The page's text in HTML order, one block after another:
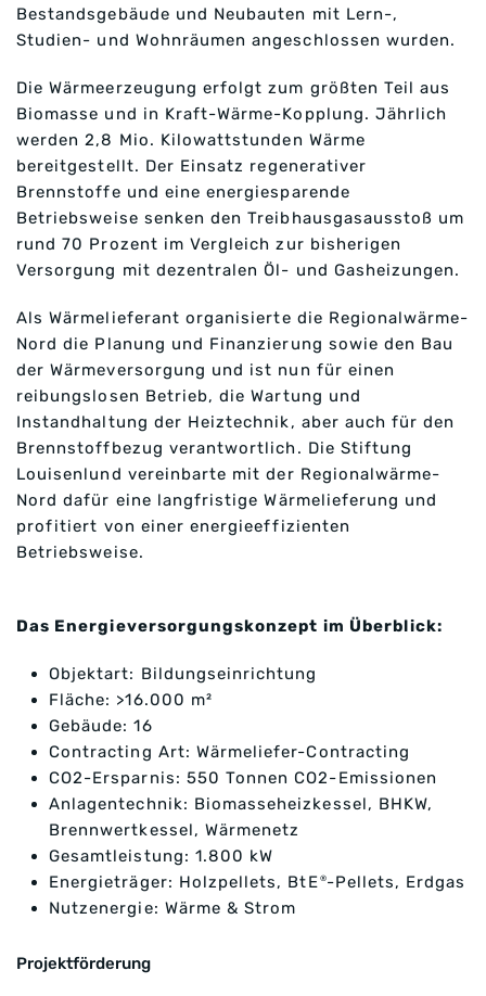
Bestandsgebäude und Neubauten mit Lern-,
Studien- und Wohnräumen angeschlossen wurden.
Die Wärmeerzeugung erfolgt zum größten Teil aus
Biomasse und in Kraft-Wärme-Kopplung. Jährlich
werden 2,8 Mio. Kilowattstunden Wärme
bereitgestellt. Der Einsatz regenerativer
Brennstoffe und eine energiesparende
Betriebsweise senken den Treibhausgasausstoß um
rund 70 Prozent im Vergleich zur bisherigen
Versorgung mit dezentralen Öl- und Gasheizungen.
Als Wärmelieferant organisierte die Regionalwärme-
Nord die Planung und Finanzierung sowie den Bau
der Wärmeversorgung und ist nun für einen
reibungslosen Betrieb, die Wartung und
Instandhaltung der Heiztechnik, aber auch für den
Brennstoffbezug verantwortlich. Die Stiftung
Louisenlund vereinbarte mit der Regionalwärme-
Nord dafür eine langfristige Wärmelieferung und
profitiert von einer energieeffizienten
Betriebsweise.
Das Energieversorgungskonzept im Überblick:
Objektart: Bildungseinrichtung
Fläche: >16.000 m²
Gebäude: 16
Contracting Art: Wärmeliefer-Contracting
CO2-Ersparnis: 550 Tonnen CO2-Emissionen
Anlagentechnik: Biomasseheizkessel, BHKW,
Brennwertkessel, Wärmenetz
Gesamtleistung: 1.800 kW
Energieträger: Holzpellets, BtE ®-Pellets, Erdgas
Nutzenergie: Wärme & Strom
Projektförderung